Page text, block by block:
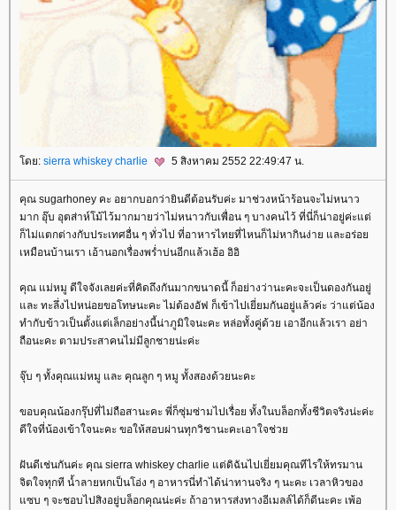
ดย: sierra whiskey charlie 5 สิงหาคม 2552 22:49:47 น.
คุณ sugarhoney คะ อยากบอกว่ายินดีต้อนรับค่ะ มาช่วงหน้าร้อนจะไม่หนาว
มาก อุ๊บ อุตส่าห์โม้ไว้มากมายว่าไม่หนาวกับเพื่อน ๆ บางคนไว้ ที่นี่ก็น่าอยู่ค่ะแต่
ก็ไม่แตกต่างกับประเทศอื่น ๆ ทั่วไป ที่อาหารไทยที่ไหนก็ไม่หากินง่าย และอร่อ
เหมือนบ้านเรา เอ้านอกเรื่องพร่ำบ่นอีกแล้วเฮ้อ อิอิ
คุณ แม่หมู ดีใจจังเลยค่ะที่คิดถึงกันมากขนาดนี้ ก็อย่างว่านะคะจะเป็นดองกันอยู่
ละ ทะลึ่งไปหน่อยขอโทษนะคะ ไม่ต้องอัฟ ก็เข้าไปเยี่ยมกันอยู่แล้วค่ะ ว่าแต่น้อง
ทำกับข้าวเป็นตั้งแต่เล็กอย่างนี้น่าภูมิใจนะคะ หล่อทั้งคู่ด้วย เอาอีกแล้วเรา อย่า
ถือนะคะ ตามประสาคนไม่มีลูกชายน่ะค่ะ
จุ๊บ ๆ ทั้งคุณแม่หมู และ คุณลูก ๆ หมู ทั้งสองด้วยนะคะ
ขอบคุณน้องกรุ๊ปที่ไม่ถือสานะคะ พี่ก็ซุ่มซ่ามไปเรื่อย ทั้งในบล็อกทั้งชีวิตจริงน่ะค่ะ
ดีใจที่น้องเข้าใจนะคะ ขอให้สอบผ่านทุกวิชานะคะเอาใจช่ว
ฝันดีเช่นกันค่ะ คุณ sierra whiskey charlie แต่ดิฉันไปเยี่ยมคุณทีไรให้ทรมาน
จิตใจทุกที น้ำลายหกเป็นโอ่ง ๆ อาหารนี่ทำได้น่าทานจริง ๆ นะคะ เวลาหิวของ
ซบ ๆ จะชอบไปสิงอยู่บล็อกคุณน่ะค่ะ ถ้าอาหารส่งทางอีเมลล์ได้ก็ดีนะคะ เพ้อ